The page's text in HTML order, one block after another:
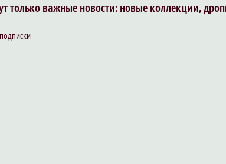
только важные новости: новые коллекции,